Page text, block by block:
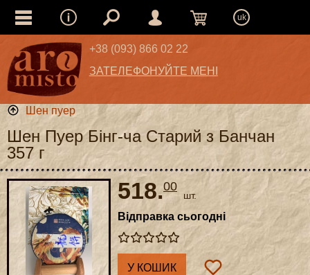
uk
+38 (093) 866 02 22
ЗАТЕЛЕФОНУЙТЕ МЕНІ
Шен пуер
Шен Пуер Бінг-ча Старий з Банчан
357 г
518.00
шт.
Відправка сьогодні
У КОШИК